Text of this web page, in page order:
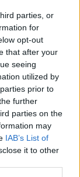
parties, or
for
opt-out
that after your
seeing
utilized by
prior to
further
parties on the
may
IAB’s List of
it to other
Το πέμπτο
και MVP
για
σκόρερ
στην